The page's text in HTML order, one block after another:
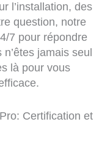
l’installation, des
question, notre
7 pour répondre
jamais seul
là pour vous
Certification et